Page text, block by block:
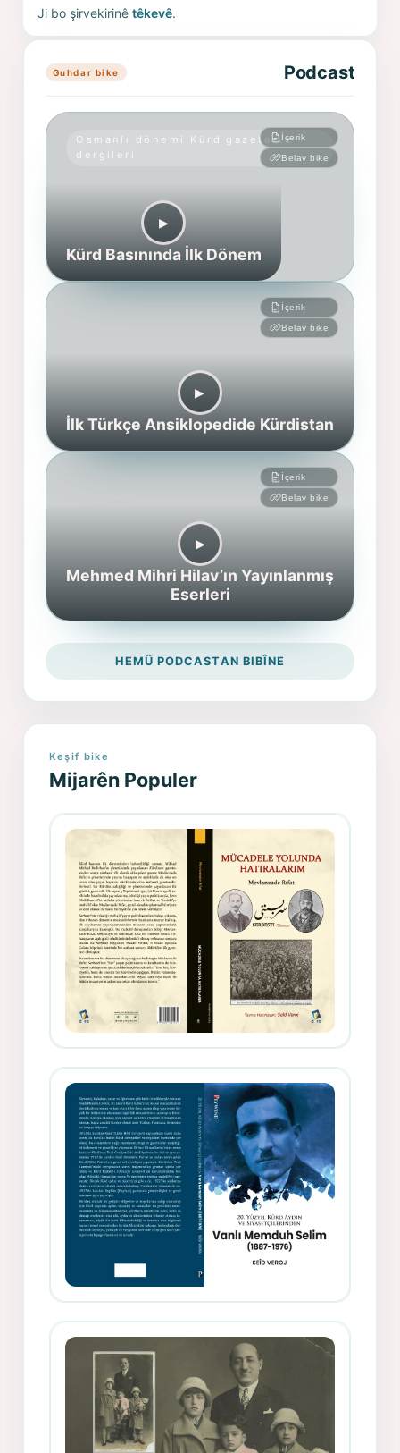
Ji bo şirvekirinêtêkevê.
Guhdar bike Podcast
Osmanlı dönemi Kürd gazete ve
dergileri
İçerik
Belav bike
▶︎
Kürd Basınında İlk Dönem
İçerik
Belav bike
▶︎
İlk Türkçe Ansiklopedide Kürdistan
İçerik
Belav bike
▶︎
Mehmed Mihri Hilav’ın Yayınlanmış
Eserleri
HEMÛ PODCASTAN BIBÎNE
Keşif bike
Mijarên Populer